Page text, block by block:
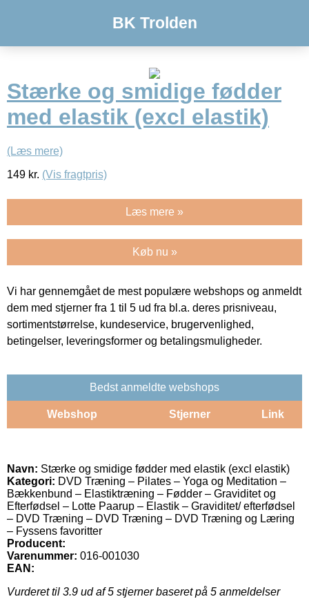
BK Trolden
Stærke og smidige fødder
med elastik (excl elastik)
(Læs mere)
149 kr. (Vis fragtpris)
Læs mere »
Køb nu »
Vi har gennemgået de mest populære webshops og anmeldt
dem med stjerner fra 1 til 5 ud fra bl.a. deres prisniveau,
sortimentstørrelse, kundeservice, brugervenlighed,
betingelser, leveringsformer og betalingsmuligheder.
Bedst anmeldte webshops
Webshop Stjerner Link
Navn: Stærke og smidige fødder med elastik (excl elastik)
Kategori: DVD Træning – Pilates – Yoga og Meditation –
Bækkenbund – Elastiktræning – Fødder – Graviditet og
Efterfødsel – Lotte Paarup – Elastik – Graviditet/ efterfødsel
– DVD Træning – DVD Træning – DVD Træning og Læring
– Fyssens favoritter
Producent:
Varenummer: 016-001030
EAN:
Vurderet til 3.9 ud af 5 stjerner baseret på 5 anmeldelser